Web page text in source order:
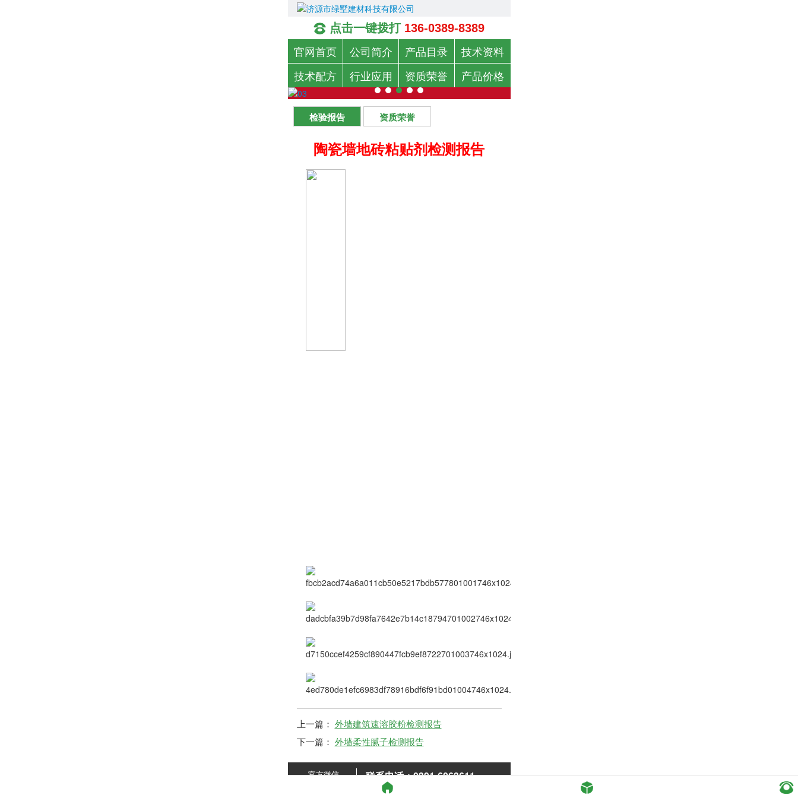
点击一键拨打 136-0389-8389
官网首页 公司简介 产品目录
技术资料
技术配方
行业应用 资质荣誉 产品价格
检验报告 资质荣誉
陶瓷墙地砖粘贴剂检测报告
上一篇： 外墙建筑速溶胶粉检测报告
下一篇： 外墙柔性腻子检测报告
官方微信
联系电话：0391-6063611
136-0389-8389 (微信同号)